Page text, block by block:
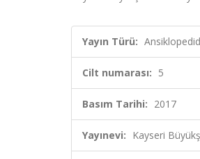
Yayın Türü:
Cilt numarası: 5
Basım Tarihi: 2017
Yayınevi: Kayseri